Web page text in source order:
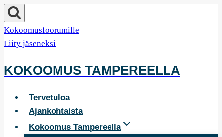
Siirry
sisältöön
Kokoomusfoorumille
Liity jäseneksi
KOKOOMUS TAMPEREELLA
Tervetuloa
Ajankohtaista
Kokoomus Tampereella